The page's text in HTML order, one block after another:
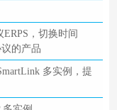
，切换时间
的产品
多实例，提